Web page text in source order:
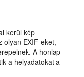
kerül kép
olyan EXIF-eket,
A honlap
a helyadatokat a